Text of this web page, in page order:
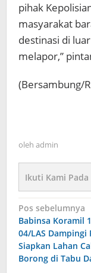
pihak
masyarakat
destinasi di
melapor,”
(Bersambung/
oleh admin
Ikuti Kami Pada
Navigasi
pos
Pos sebelumnya
Babinsa Koramil
04/LAS Dampingi
Siapkan Lahan
Borong di Tabu